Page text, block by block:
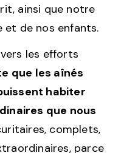
ainsi que notre
et de nos enfants.
les efforts
que les aînés
habiter
que nous
complets,
parce